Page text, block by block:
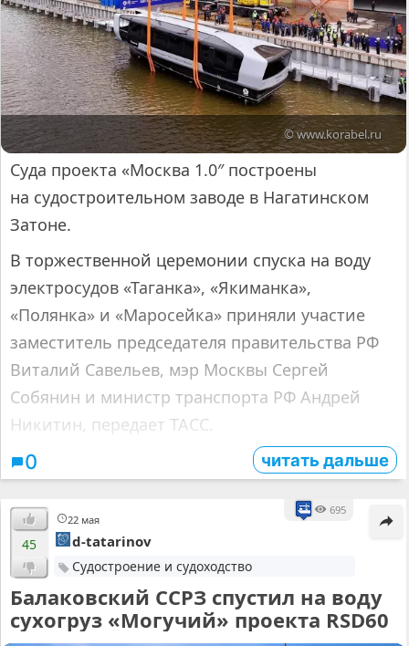
© www.korabel.ru
Суда проекта «Москва 1.0″ построены
на судостроительном заводе в Нагатинском
Затоне.
В торжественной церемонии спуска на воду
электросудов «Таганка», «Якиманка»,
«Полянка» и «Маросейка» приняли участие
заместитель председателя правительства РФ
Виталий Савельев, мэр Москвы Сергей
Собянин и министр транспорта РФ Андрей
Никитин, передает ТАСС.
0 читать дальше
22 мая
695
45 d-tatarinov
Судостроение и судоходство
Балаковский ССРЗ спустил на воду
сухогруз «Могучий» проекта RSD60